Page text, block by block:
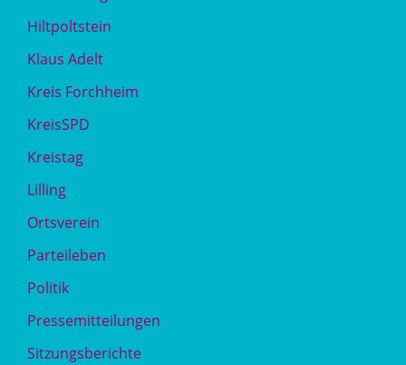
Hiltpoltstein
Klaus Adelt
Kreis Forchheim
KreisSPD
Kreistag
Lilling
Ortsverein
Parteileben
Politik
Pressemitteilungen
Sitzungsberichte